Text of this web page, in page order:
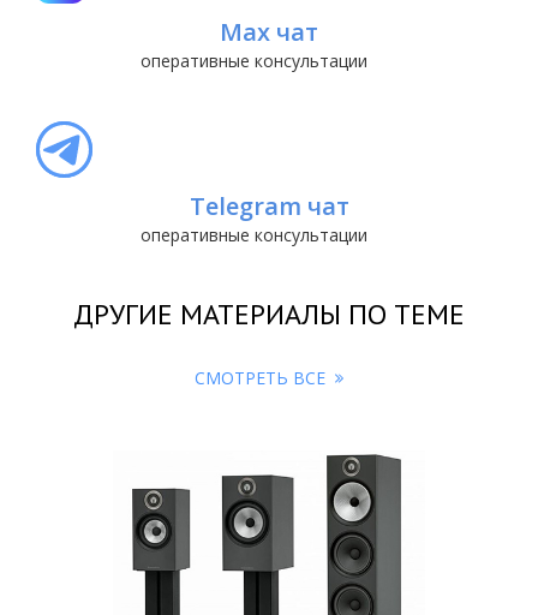
ДРУГИЕ МАТЕРИАЛЫ ПО ТЕМЕ
СМОТРЕТЬ ВСЕ
Max чат
оперативные консультации
Telegram чат
оперативные консультации